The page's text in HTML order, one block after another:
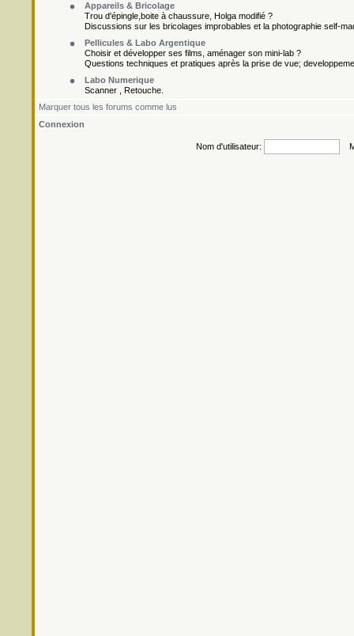
Appareils & Bricolage
Trou d'épingle,boite à chaussure, Holga modifié ?
Discussions sur les bricolages improbables et la photographie self-
Pellicules & Labo Argentique
Choisir et développer ses films, aménager son mini-lab ?
Questions techniques et pratiques après la prise de vue;
Labo Numerique
Scanner , Retouche.
Marquer tous les forums comme lus
Connexion
Nom d'utilisateur: